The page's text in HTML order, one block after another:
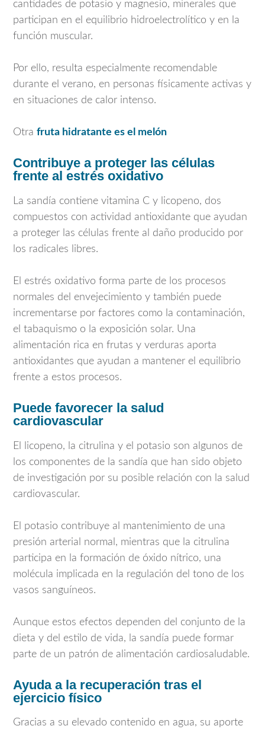
cantidades de potasio y magnesio, minerales que
participan en el equilibrio hidroelectrolítico y en la
función muscular.
Por ello, resulta especialmente recomendable
durante el verano, en personas físicamente activas y
en situaciones de calor intenso.
Otra fruta hidratante es el melón
Contribuye a proteger las células
frente al estrés oxidativo
La sandía contiene vitamina C y licopeno, dos
compuestos con actividad antioxidante que ayudan
a proteger las células frente al daño producido por
los radicales libres.
El estrés oxidativo forma parte de los procesos
normales del envejecimiento y también puede
incrementarse por factores como la contaminación,
el tabaquismo o la exposición solar. Una
alimentación rica en frutas y verduras aporta
antioxidantes que ayudan a mantener el equilibrio
frente a estos procesos.
Puede favorecer la salud
cardiovascular
El licopeno, la citrulina y el potasio son algunos de
los componentes de la sandía que han sido objeto
de investigación por su posible relación con la salud
cardiovascular.
El potasio contribuye al mantenimiento de una
presión arterial normal, mientras que la citrulina
participa en la formación de óxido nítrico, una
molécula implicada en la regulación del tono de los
vasos sanguíneos.
Aunque estos efectos dependen del conjunto de la
dieta y del estilo de vida, la sandía puede formar
parte de un patrón de alimentación cardiosaludable.
Ayuda a la recuperación tras el
ejercicio físico
Gracias a su elevado contenido en agua, su aporte